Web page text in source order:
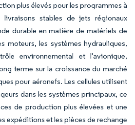
plus élevés pour les programmes à
stables de jets régionaux
durable en matière de matériels de
moteurs, les systèmes hydrauliques,
environnemental et l'avionique,
terme sur la croissance du marché
pour aéronefs. Les cellules utilisent
dans les systèmes principaux, ce
de production plus élevées et une
expéditions et les pièces de rechange